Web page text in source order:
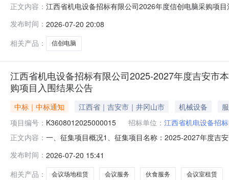
正文内容： 江西省机电设备招标有限公司2026年度信创电脑采购项
指定地点对供应商的要求采购类型：单次采购报价要求
发布时间： 2026-07-20 20:08
相关产品：
信创电脑
江西省机电设备招标有限公司2025-2027年度吉安市
购项目入围结果公告
中标｜中标通知 江西省｜吉安市｜井冈山市 机械设备
项目编号： K3608012025000015 招标单位： 江西省机电设备招
正文内容： 一、征集项目概况1、征集项目名称：2025-2027年度吉
协议期（2027年12月12日）满前，按照征集公告要求，
联系方式：0
发布时间： 2026-07-20 15:41
相关产品：
会议场地租赁 会议服务 伙食服务 会议室租赁